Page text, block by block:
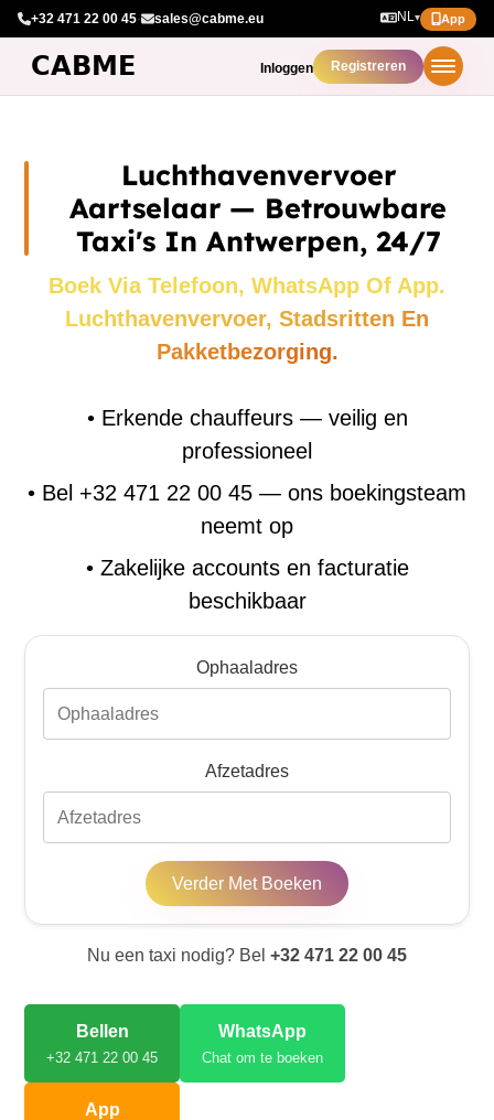
+32 471 22 00 45· sales@cabme.eu NL▾ App
Inloggen Registreren
Luchthavenvervoer
Aartselaar — Betrouwbare
Taxi's In Antwerpen, 24/7
Boek Via Telefoon, WhatsApp Of App.
Luchthavenvervoer, Stadsritten En
Pakketbezorging.
• Erkende chauffeurs — veilig en
professioneel
• Bel +32 471 22 00 45 — ons boekingsteam
neemt op
• Zakelijke accounts en facturatie
beschikbaar
Ophaaladres
Afzetadres
Verder Met Boeken
Nu een taxi nodig? Bel +32 471 22 00 45
Bellen
+32 471 22 00 45
WhatsApp
Chat om te boeken
App